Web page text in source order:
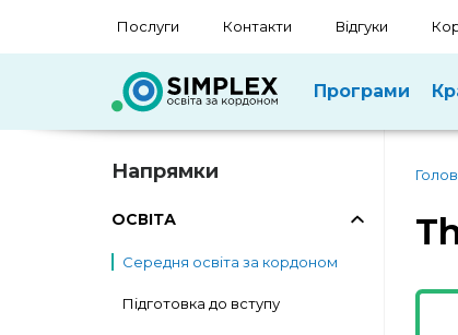
Послуги Контакти Відгуки
Програми
Напрямки
ОСВІТА
Середня освіта за кордоном
Підготовка до вступу